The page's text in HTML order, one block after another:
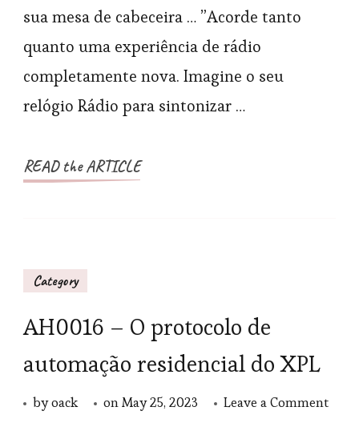
sua mesa de cabeceira … ”Acorde tanto
quanto uma experiência de rádio
completamente nova. Imagine o seu
relógio Rádio para sintonizar …
READ the ARTICLE
Category
AH0016 – O protocolo de
automação residencial do XPL
byoack onMay 25, 2023 Leave a Commenton